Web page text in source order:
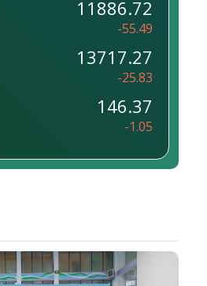
11886.72
-55.49
13717.27
-25.83
146.37
-1.05